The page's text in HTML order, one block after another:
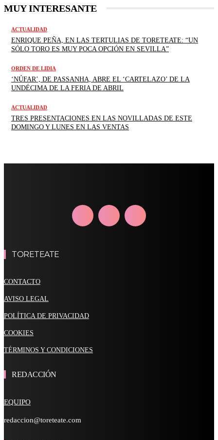
MUY INTERESANTE
ACTUALIDAD
ENRIQUE PEÑA, EN LAS TERTULIAS DE TORETEATE: “UN
SÓLO TORO ES MUY POCA OPCIÓN EN SEVILLA”
ORDEN DE LIDIA
‘NÚFAR’, DE PASSANHA, ABRE EL ‘CARTELAZO’ DE LA
UNDÉCIMA DE LA FERIA DE ABRIL
ACTUALIDAD
TRES PRESENTACIONES EN LAS NOVILLADAS DE ESTE
DOMINGO Y LUNES EN LAS VENTAS
TORETEATE
CONTACTO
AVISO LEGAL
POLÍTICA DE PRIVACIDAD
COOKIES
TÉRMINOS Y CONDICIONES
REDACCIÓN
EQUIPO
redaccion@toreteate.com